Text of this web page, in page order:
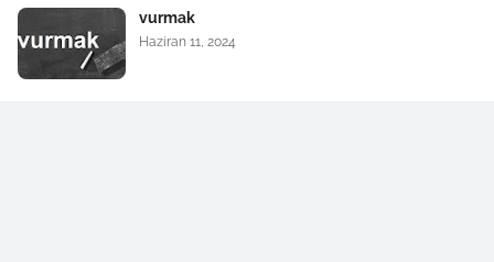
vurmak
Haziran 11, 2024